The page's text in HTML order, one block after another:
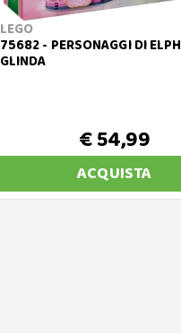
LEGO
75682 - PERSONAGGI DI
GLINDA
€ 54,99
ACQUISTA